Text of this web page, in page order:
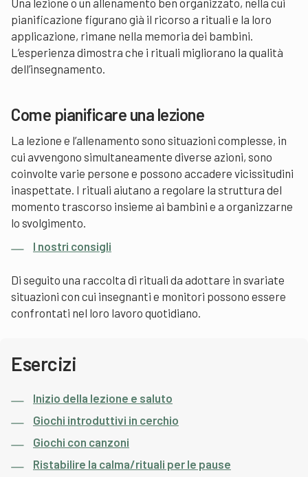
pianificazione figurano già il ricorso a rituali e la loro
applicazione, rimane nella memoria dei bambini.
L’esperienza dimostra che i rituali migliorano la qualità
dell’insegnamento.
Come pianificare una lezione
La lezione e l’allenamento sono situazioni complesse, in
cui avvengono simultaneamente diverse azioni, sono
coinvolte varie persone e possono accadere vicissitudini
inaspettate. I rituali aiutano a regolare la struttura del
momento trascorso insieme ai bambini e a organizzarne
lo svolgimento.
I nostri consigli
Di seguito una raccolta di rituali da adottare in svariate
situazioni con cui insegnanti e monitori possono essere
confrontati nel loro lavoro quotidiano.
Esercizi
Inizio della lezione e saluto
Giochi introduttivi in cerchio
Giochi con canzoni
Ristabilire la calma/rituali per le pause